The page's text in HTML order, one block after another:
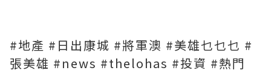
#地產 #日出康城 #將軍澳 #美雄乜乜乜 #
張美雄 #news #thelohas #投資 #熱門